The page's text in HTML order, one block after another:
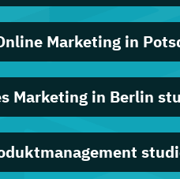
Marketing in
Marketing in Berlin